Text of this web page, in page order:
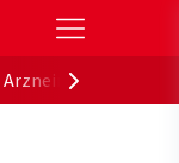
der